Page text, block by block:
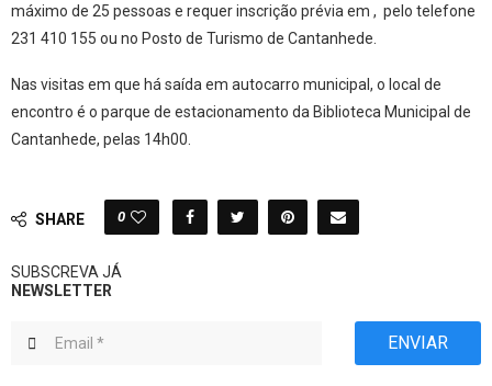
máximo de 25 pessoas e requer inscrição prévia em , pelo telefone
231 410 155 ou no Posto de Turismo de Cantanhede.
Nas visitas em que há saída em autocarro municipal, o local de
encontro é o parque de estacionamento da Biblioteca Municipal de
Cantanhede, pelas 14h00.
SHARE 0
SUBSCREVA JÁ
NEWSLETTER
ENVIAR